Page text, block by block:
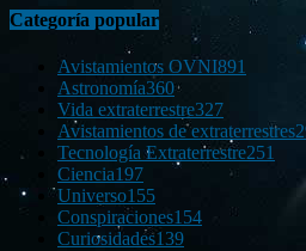
Categoría popular
Avistamientos OVNI891
Astronomía360
Vida extraterrestre327
Avistamientos de extraterrestres
Tecnología Extraterrestre251
Ciencia197
Universo155
Conspiraciones154
Curiosidades139